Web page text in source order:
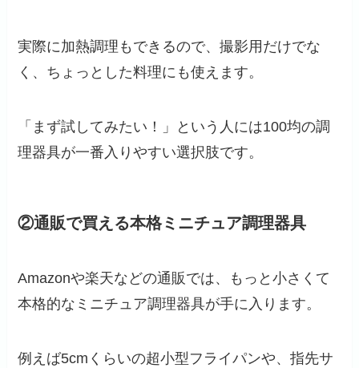
実際に加熱調理もできるので、撮影用だけでな
く、ちょっとした料理にも使えます。
「まず試してみたい！」という人には100均の調
理器具が一番入りやすい選択肢です。
②通販で買える本格ミニチュア調理器具
Amazonや楽天などの通販では、もっと小さくて
本格的なミニチュア調理器具が手に入ります。
例えば5cmくらいの超小型フライパンや、指先サ